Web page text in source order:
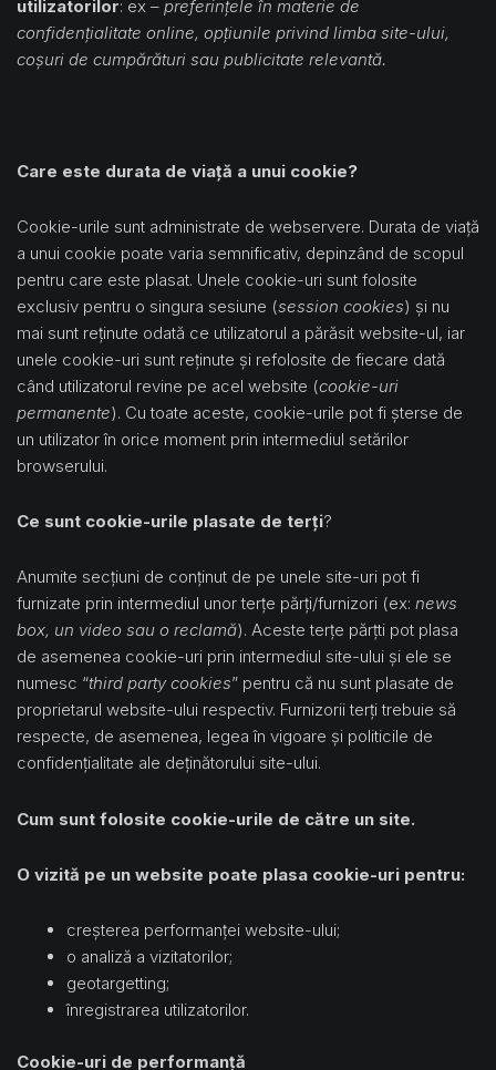
utilizatorilor: ex – preferințele în materie de
confidențialitate online, opțiunile privind limba site-ului,
coșuri de cumpărături sau publicitate relevantă.
Care este durata de viață a unui cookie?
Cookie-urile sunt administrate de webservere. Durata de viață
a unui cookie poate varia semnificativ, depinzând de scopul
pentru care este plasat. Unele cookie-uri sunt folosite
exclusiv pentru o singura sesiune (session cookies) și nu
mai sunt reținute odată ce utilizatorul a părăsit website-ul, iar
unele cookie-uri sunt reținute și refolosite de fiecare dată
când utilizatorul revine pe acel website (cookie-uri
permanente). Cu toate aceste, cookie-urile pot fi șterse de
un utilizator în orice moment prin intermediul setărilor
browserului.
Ce sunt cookie-urile plasate de terți?
Anumite secțiuni de conținut de pe unele site-uri pot fi
furnizate prin intermediul unor terțe părți/furnizori (ex: news
box, un video sau o reclamă). Aceste terțe părțti pot plasa
de asemenea cookie-uri prin intermediul site-ului și ele se
numesc “third party cookies” pentru că nu sunt plasate de
proprietarul website-ului respectiv. Furnizorii terți trebuie să
respecte, de asemenea, legea în vigoare și politicile de
confidențialitate ale deținătorului site-ului.
Cum sunt folosite cookie-urile de către un site.
O vizită pe un website poate plasa cookie-uri pentru:
creșterea performanței website-ului;
o analiză a vizitatorilor;
geotargetting;
înregistrarea utilizatorilor.
Cookie-uri de performanță